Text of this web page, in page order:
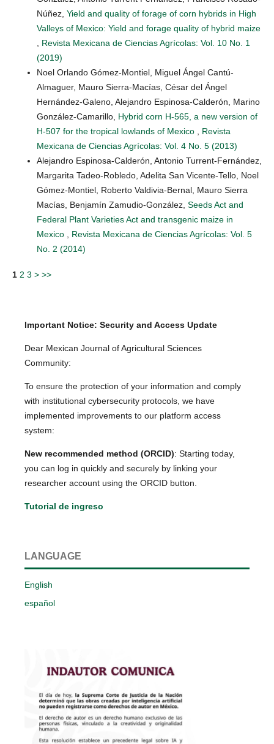
Núñez, Yield and quality of forage of corn hybrids in High
Valleys of Mexico: Yield and forage quality of hybrid maize
Revista Mexicana de Ciencias Agrícolas: Vol. 10 No. 1
(2019)
Noel Orlando Gómez-Montiel, Miguel Ángel Cantú-
Almaguer, Mauro Sierra-Macías, César del Ángel
Hernández-Galeno, Alejandro Espinosa-Calderón, Marino
González-Camarillo, Hybrid corn H-565, a new version of
H-507 for the tropical lowlands of Mexico
Revista
Mexicana de Ciencias Agrícolas: Vol. 4 No. 5 (2013)
Alejandro Espinosa-Calderón, Antonio Turrent-Fernández,
Margarita Tadeo-Robledo, Adelita San Vicente-Tello, Noel
Gómez-Montiel, Roberto Valdivia-Bernal, Mauro Sierra
Macías, Benjamín Zamudio-González, Seeds Act and
Federal Plant Varieties Act and transgenic maize in
Mexico
Revista Mexicana de Ciencias Agrícolas: Vol. 5
No. 2 (2014)
1 2 3 > >>
Important Notice: Security and Access Update
Dear Mexican Journal of Agricultural Sciences
Community:
To ensure the protection of your information and comply
with institutional cybersecurity protocols, we have
implemented improvements to our platform access
system:
New recommended method (ORCID): Starting today,
you can log in quickly and securely by linking your
researcher account using the ORCID button.
Tutorial de ingreso
LANGUAGE
English
español